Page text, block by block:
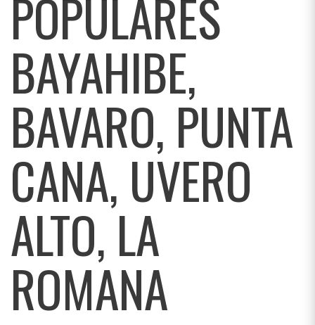
POPULARES
BAYAHIBE,
BAVARO, PUNTA
CANA, UVERO
ALTO, LA
ROMANA